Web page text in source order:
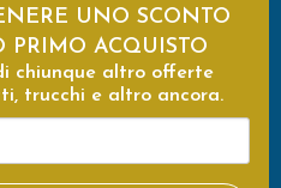
UNO SCONTO
PRIMO ACQUISTO
chiunque altro offerte
trucchi e altro ancora.